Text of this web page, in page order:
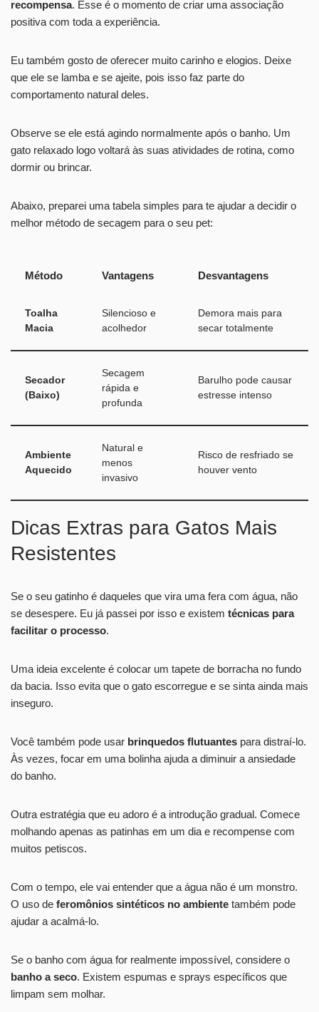
recompensa. Esse é o momento de criar uma associação
positiva com toda a experiência.
Eu também gosto de oferecer muito carinho e elogios. Deixe
que ele se lamba e se ajeite, pois isso faz parte do
comportamento natural deles.
Observe se ele está agindo normalmente após o banho. Um
gato relaxado logo voltará às suas atividades de rotina, como
dormir ou brincar.
Abaixo, preparei uma tabela simples para te ajudar a decidir o
melhor método de secagem para o seu pet:
Método Vantagens Desvantagens
Toalha
Macia
Silencioso e
acolhedor
Demora mais para
secar totalmente
Secador
(Baixo)
Secagem
rápida e
profunda
Barulho pode causar
estresse intenso
Ambiente
Aquecido
Natural e
menos
invasivo
Risco de resfriado se
houver vento
Dicas Extras para Gatos Mais
Resistentes
Se o seu gatinho é daqueles que vira uma fera com água, não
se desespere. Eu já passei por isso e existem técnicas para
facilitar o processo.
Uma ideia excelente é colocar um tapete de borracha no fundo
da bacia. Isso evita que o gato escorregue e se sinta ainda mais
inseguro.
Você também pode usar brinquedos flutuantes para distraí-lo.
Às vezes, focar em uma bolinha ajuda a diminuir a ansiedade
do banho.
Outra estratégia que eu adoro é a introdução gradual. Comece
molhando apenas as patinhas em um dia e recompense com
muitos petiscos.
Com o tempo, ele vai entender que a água não é um monstro.
O uso de feromônios sintéticos no ambiente também pode
ajudar a acalmá-lo.
Se o banho com água for realmente impossível, considere o
banho a seco. Existem espumas e sprays específicos que
limpam sem molhar.